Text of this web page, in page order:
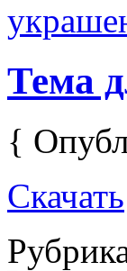
Тема
{
Скачать